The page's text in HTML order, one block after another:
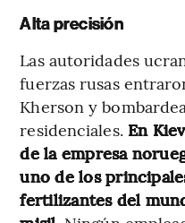
Alta precisión
Las autoridades
fuerzas rusas
Kherson y
residenciales. En
de la empresa
uno de los
fertilizantes del